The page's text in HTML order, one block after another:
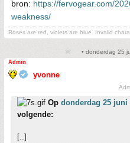
bron: https://fervogear.com/
weakness/
Roses are red, violets are blue. Invalid
• donderdag 25
Admin
yvonne
Op donderdag 25 juni
volgende:
[..]